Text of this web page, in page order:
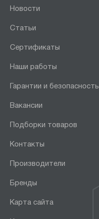
Новости
Статьи
Сертификаты
Наши работы
Гарантии и безопасность
Вакансии
Подборки товаров
Контакты
Производители
Бренды
Карта сайта